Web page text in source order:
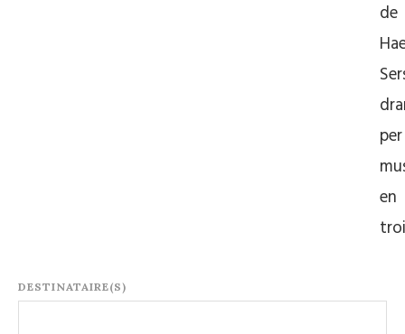
de
per
en
DESTINATAIRE(S)